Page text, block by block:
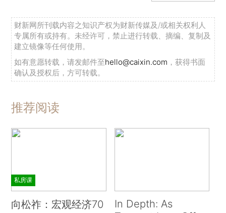
财新网所刊载内容之知识产权为财新传媒及/或相关权利人
专属所有或持有。未经许可，禁止进行转载、摘编、复制及
建立镜像等任何使用。
如有意愿转载，请发邮件至hello@caixin.com ，获得书面
确认及授权后，方可转载。
推荐阅读
私房课
向松祚：宏观经济70
In Depth: As